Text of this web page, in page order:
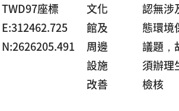
TWD97座標
E:312462.725
N:2626205.491
文化
館及
周邊
設施
改善
認無涉
態環境
議題，
須辦理
檢核